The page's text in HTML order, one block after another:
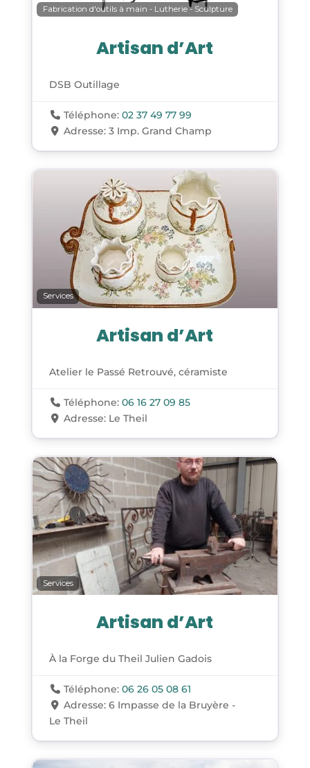
Fabrication d'outils à main - Lutherie - Sculpture
Artisan d’Art
DSB Outillage
Téléphone:02 37 49 77 99
Adresse:3 Imp. Grand Champ
Services
Artisan d’Art
Atelier le Passé Retrouvé, céramiste
Téléphone:06 16 27 09 85
Adresse: Le Theil
Services
Artisan d’Art
À la Forge du Theil Julien Gadois
Téléphone:06 26 05 08 61
Adresse:6 Impasse de la Bruyère -
Le Theil